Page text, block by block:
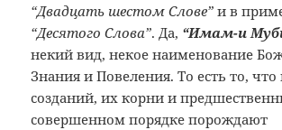
“Двадцать шестом Слове” и в
“Десятого Слова”. Да, “Имам-и
некий вид, некое наименование
Знания и Повеления. То есть то,
созданий, их корни и
совершенном порядке порождают